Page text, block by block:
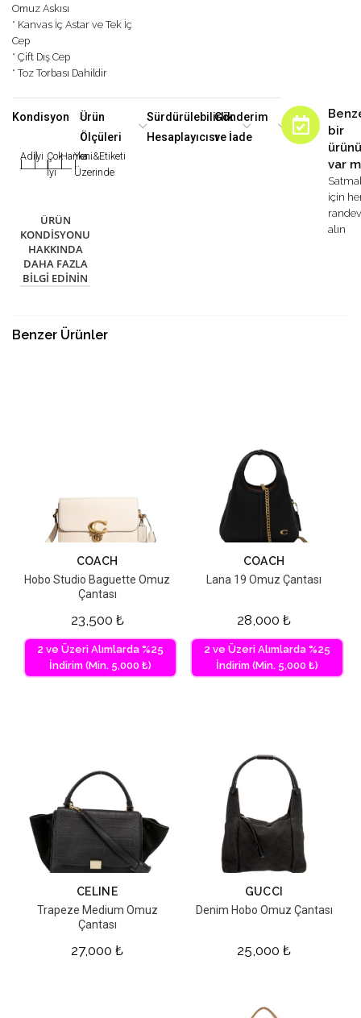
Omuz Askısı
* Kanvas İç Astar ve Tek İç
Cep
* Çift Dış Cep
* Toz Torbası Dahildir
Kondisyon
Adilİyi
|
Çok
İyi
Harika
|
Yeni&Etiketi
Üzerinde
ÜRÜN
KONDISYONU
HAKKINDA
DAHA FAZLA
BILGI EDININ
Ürün
Ölçüleri
Sürdürülebilirlik
Hesaplayıcısı
Gönderim
ve İade
bir
var
için
alın
Benzer Ürünler
COACH
Hobo Studio Baguette Omuz
Çantası
23,500 ₺
2 ve Üzeri Alımlarda %25
İndirim (Min. 5,000 ₺)
COACH
Lana 19 Omuz Çantası
28,000 ₺
2 ve Üzeri Alımlarda %25
İndirim (Min. 5,000 ₺)
CELINE
Trapeze Medium Omuz
Çantası
27,000 ₺
GUCCI
Denim Hobo Omuz Çantası
25,000 ₺